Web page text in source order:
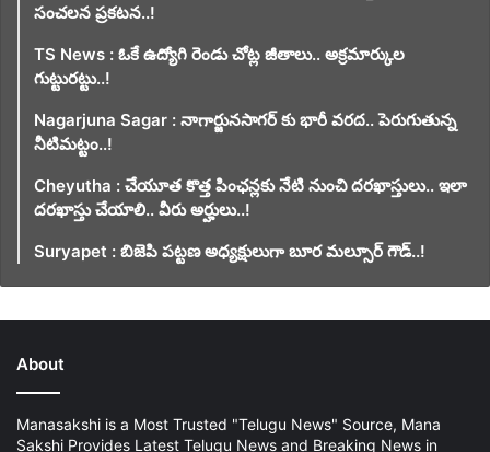
సంచలన ప్రకటన..!
TS News : ఓకే ఉద్యోగి రెండు చోట్ల జీతాలు.. అక్రమార్కుల
గుట్టురట్టు..!
Nagarjuna Sagar : నాగార్జునసాగర్ కు భారీ వరద.. పెరుగుతున్న
నీటిమట్టం..!
Cheyutha : చేయూత కొత్త పింఛన్లకు నేటి నుంచి దరఖాస్తులు.. ఇలా
దరఖాస్తు చేయాలి.. వీరు అర్హులు..!
Suryapet : బిజెపి పట్టణ అధ్యక్షులుగా బూర మల్సూర్ గౌడ్..!
About
Manasakshi is a Most Trusted "Telugu News" Source, Mana
Sakshi Provides Latest Telugu News and Breaking News in